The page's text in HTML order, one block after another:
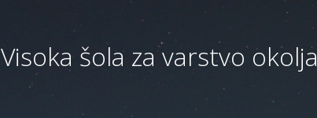
Visoka šola za varstvo okolja